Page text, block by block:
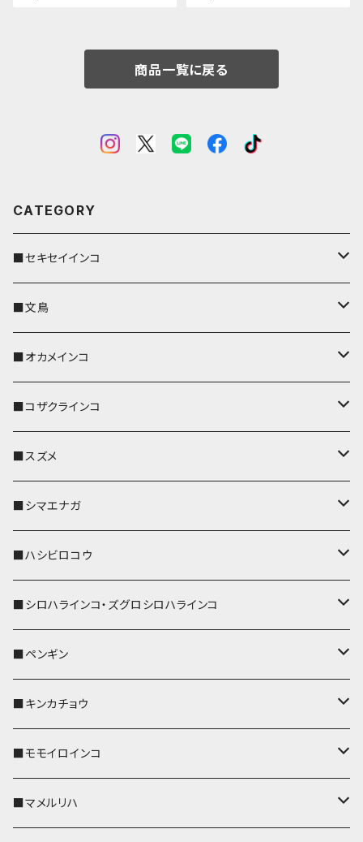
商品一覧に戻る
CATEGORY
■セキセイインコ
キーカバー
キーホルダー
パスケース
リール付きストラップ
リールのみ
ストラップ付
IDカードホルダー
キーケース
名刺入れ・カードケース
コインケース
メガネケース
ポシェット・バッグ
帆布・デニム
Apple Watchバンド
■文鳥
キーカバー
キーホルダー
パスケース
リール付きストラップ
リールのみ
ストラップ付
キーケース
名刺入れ・カードケース
メガネケース
IDカードホルダー
ポシェット・バッグ
帆布・デニム
ポーチ
■オカメインコ
キーカバー
キーホルダー
パスケース
IDカードホルダー
リール付きストラップ
リールのみ
ストラップ付
キーケース
名刺入れ・カードケース
ポシェット・バッグ
帆布・デニム
ポーチ
■コザクラインコ
キーカバー
キーホルダー
パスケース
リール付きストラップ
リールのみ
ストラップ付
メガネケース
コインケース
IDカードホルダー
ポーチ
■スズメ
キーカバー
キーホルダー
パスケース
リール付きストラップ
リールのみ
ストラップ付
IDカードホルダー
メガネケース
コインケース
■シマエナガ
キーカバー
キーホルダー
パスケース
IDカードホルダー
リール付きストラップ
リールのみ
キーケース
■ハシビロコウ
キーカバー
キーホルダー
リール付きストラップ
リールのみ
ストラップ付
レザートレイ
パスケース
■シロハラインコ・ズグロシロハラインコ
キーカバー
キーホルダー
リール付きストラップ
リールのみ
パスケース
■ペンギン
キーカバー
キーホルダー
パスケース
■キンカチョウ
キーカバー
AppleWatchバンド
■モモイロインコ
キーカバー
■マメルリハ